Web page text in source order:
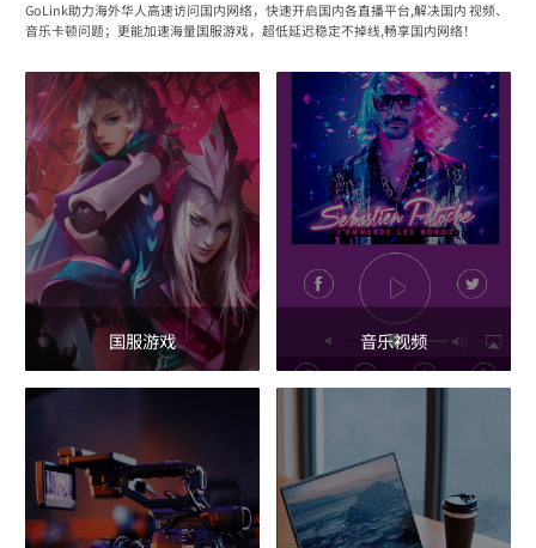
GoLink助力海外华人高速访问国内网络，快速开启国内各直播平台,解决国内 视频、
音乐卡顿问题；更能加速海量国服游戏，超低延迟稳定不掉线,畅享国内网络！
国服游戏 音乐视频